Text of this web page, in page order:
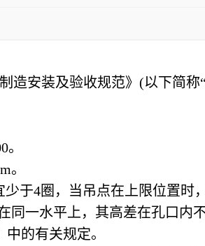
安装及验收规范》(以下简称
。
于4圈，当吊点在上限位置时
一水平上，其高差在孔口内不
的有关规定。